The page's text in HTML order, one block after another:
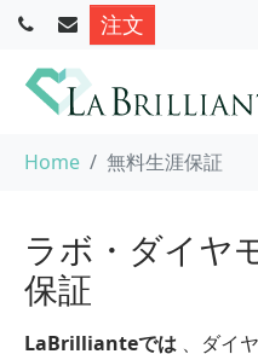
注文
Home 無料生涯保証
ラボ・ダイヤ
保証
LaBrillianteでは 、ダイ